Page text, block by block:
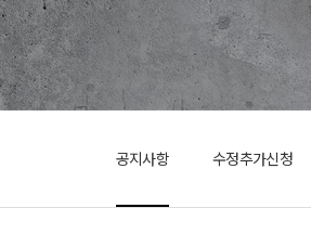
공지사항 수정추가신청